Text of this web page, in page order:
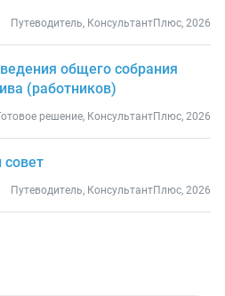
Путеводитель, КонсультантПлюс, 2026
общего собрания
(работников)
решение, КонсультантПлюс, 2026
совет
Путеводитель, КонсультантПлюс, 2026